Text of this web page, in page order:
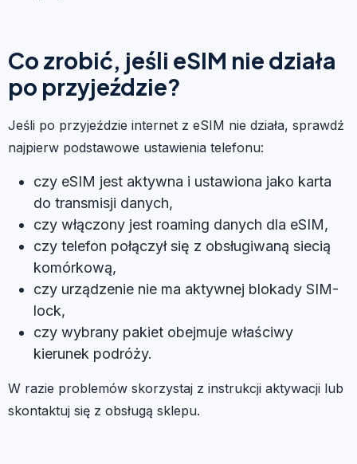
Co zrobić, jeśli eSIM nie działa
po przyjeździe?
Jeśli po przyjeździe internet z eSIM nie działa, sprawdź
najpierw podstawowe ustawienia telefonu:
czy eSIM jest aktywna i ustawiona jako karta
do transmisji danych,
czy włączony jest roaming danych dla eSIM,
czy telefon połączył się z obsługiwaną siecią
komórkową,
czy urządzenie nie ma aktywnej blokady SIM-
lock,
czy wybrany pakiet obejmuje właściwy
kierunek podróży.
W razie problemów skorzystaj z instrukcji aktywacji lub
skontaktuj się z obsługą sklepu.